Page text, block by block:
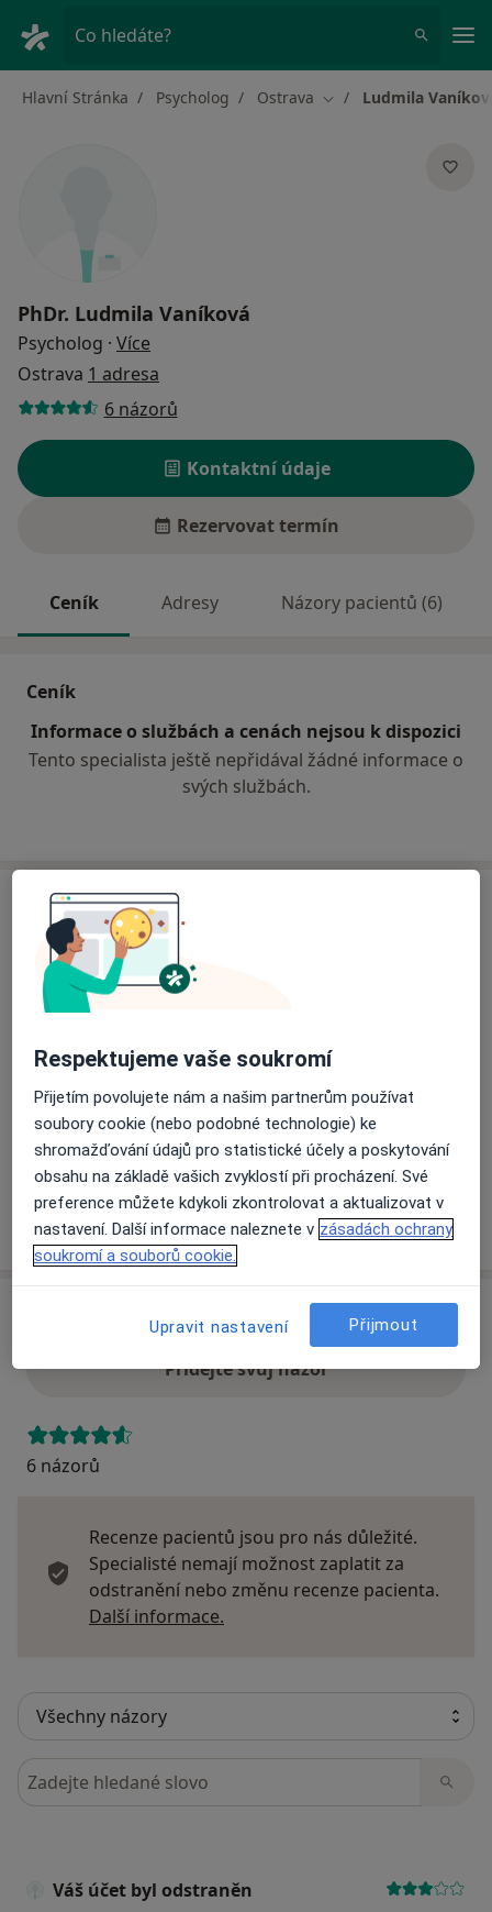
Co hledáte?
Hlavní Stránka Psycholog Ostrava Změna města
Ludmila
PhDr. Ludmila Vaníková
Psycholog · Více
Ostrava 1 adresa
6 názorů
Kontaktní údaje
Rezervovat termín
Ceník Adresy Názory pacientů (6)
Ceník
Informace o službách a cenách nejsou k dispozici
Tento specialista ještě nepřidával žádné informace o
svých službách.
Adresa
Ordinace
Milíčova 8, Ostrava
Přiblížit mapu
se otevře v nové záložce
Dostupnost
Na této adrese online kalendář není aktivní
Co mám v takové situaci udělat?
Více
o adrese
Přidejte svůj názor
6 názorů
Recenze pacientů jsou pro nás důležité.
Specialisté nemají možnost zaplatit za
odstranění nebo změnu recenze pacienta.
Další informace.
Hledejte v názorech
Váš účet byl odstraněn
Respektujeme vaše soukromí
Přijetím povolujete nám a našim partnerům používat
soubory cookie (nebo podobné technologie) ke
shromažďování údajů pro statistické účely a poskytování
obsahu na základě vašich zvyklostí při procházení. Své
preference můžete kdykoli zkontrolovat a aktualizovat v
nastavení. Další informace naleznete v zásadách ochrany
soukromí a souborů cookie.
Upravit nastavení Přijmout